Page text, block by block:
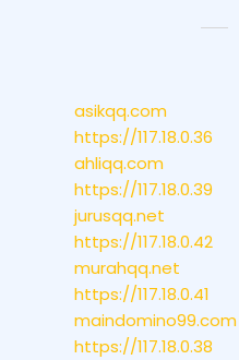
asikqq.com
https://117.18.0.36
ahliqq.com
https://117.18.0.39
jurusqq.net
https://117.18.0.42
murahqq.net
https://117.18.0.41
maindomino99.com
https://117.18.0.38